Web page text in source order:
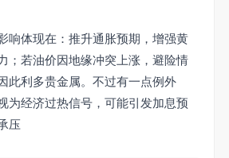
响体现在：推升通胀预期，增强黄
；若油价因地缘冲突上涨，避险情
此利多贵金属。不过有一点例外
经济过热信号，可能引发加息预
压